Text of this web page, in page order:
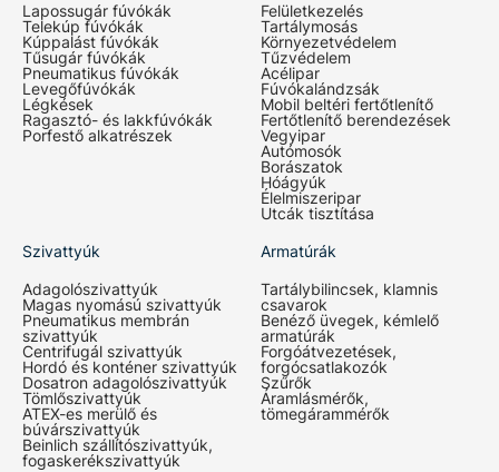
Lapossugár fúvókák
Telekúp fúvókák
Kúppalást fúvókák
Tűsugár fúvókák
Pneumatikus fúvókák
Levegőfúvókák
Légkések
Ragasztó- és lakkfúvókák
Porfestő alkatrészek
Felületkezelés
Tartálymosás
Környezetvédelem
Tűzvédelem
Acélipar
Fúvókalándzsák
Mobil beltéri fertőtlenítő
Fertőtlenítő berendezések
Vegyipar
Autómosók
Borászatok
Hóágyúk
Élelmiszeripar
Utcák tisztítása
Szivattyúk
Adagolószivattyúk
Magas nyomású szivattyúk
Pneumatikus membrán
szivattyúk
Centrifugál szivattyúk
Hordó és konténer szivattyúk
Dosatron adagolószivattyúk
Tömlőszivattyúk
ATEX-es merülő és
búvárszivattyúk
Beinlich szállítószivattyúk,
fogaskerékszivattyúk
Armatúrák
Tartálybilincsek, klamnis
csavarok
Benéző üvegek, kémlelő
armatúrák
Forgóátvezetések,
forgócsatlakozók
Szűrők
Áramlásmérők,
tömegárammérők